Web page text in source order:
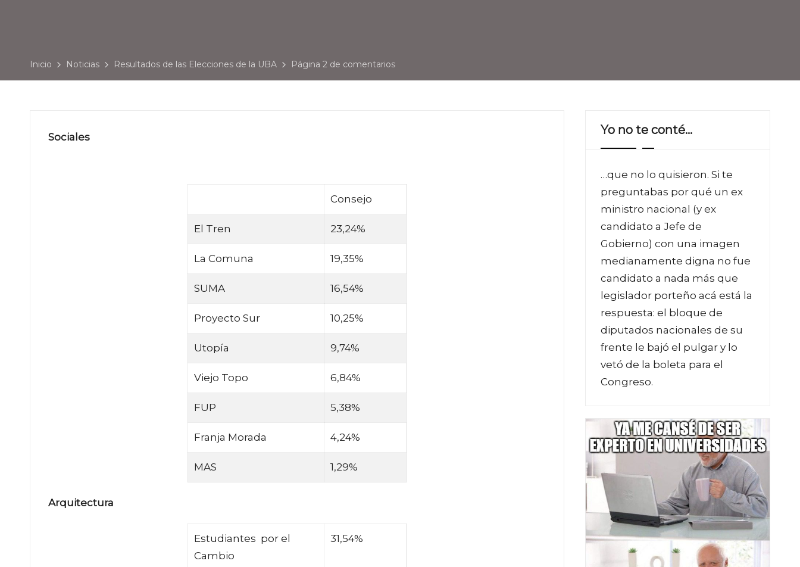
Inicio Noticias Resultados de las Elecciones de la UBA Página 2 de comentarios
Sociales
Consejo
El Tren 23,24%
La Comuna 19,35%
SUMA 16,54%
Proyecto Sur 10,25%
Utopía 9,74%
Viejo Topo 6,84%
FUP 5,38%
Franja Morada 4,24%
MAS 1,29%
Arquitectura
Estudiantes por el
Cambio
31,54%
Yo no te conté…
…que no lo quisieron. Si te
preguntabas por qué un ex
ministro nacional (y ex
candidato a Jefe de
Gobierno) con una imagen
medianamente digna no fue
candidato a nada más que
legislador porteño acá está la
respuesta: el bloque de
diputados nacionales de su
frente le bajó el pulgar y lo
vetó de la boleta para el
Congreso.